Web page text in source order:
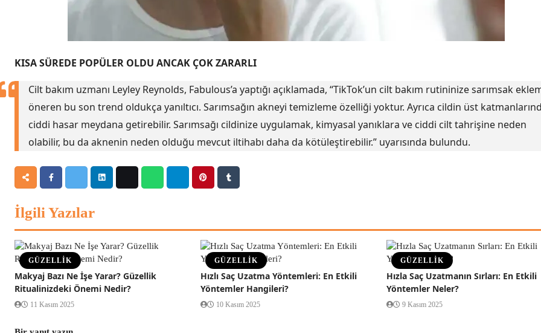
KISA SÜREDE POPÜLER OLDU ANCAK ÇOK ZARARLI
Cilt bakım uzmanı Leyley Reynolds, Fabulous’a yaptığı açıklamada, “TikTok’un cilt bakım rutininize sarımsak
öneren bu son trend oldukça yanıltıcı. Sarımsağın akneyi temizleme özelliği yoktur. Ayrıca cildin üst
ciddi hasar meydana getirebilir. Sarımsağı cildinize uygulamak, kimyasal yanıklara ve ciddi cilt tahrişine neden
olabilir, bu da aknenin neden olduğu mevcut iltihabı daha da kötüleştirebilir.” uyarısında bulundu.
İlgili Yazılar
GÜZELLİK
Makyaj Bazı Ne İşe Yarar? Güzellik
Ritualinizdeki Önemi Nedir?
11 Kasım 2025
GÜZELLİK
Hızlı Saç Uzatma Yöntemleri: En Etkili
Yöntemler Hangileri?
10 Kasım 2025
GÜZELLİK
Hızla Saç Uzatmanın Sırları: En Etkili
Yöntemler Neler?
9 Kasım 2025